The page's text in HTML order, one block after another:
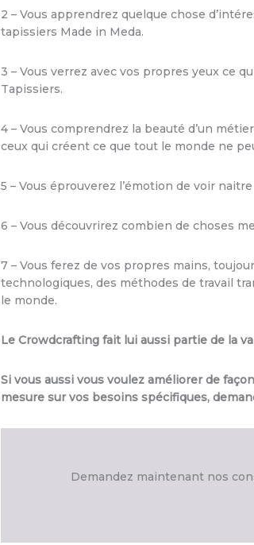
2 – Vous apprendrez quelque chose
tapissiers Made in Meda.
3 – Vous verrez avec vos propres yeux ce
Tapissiers.
4 – Vous comprendrez la beauté d’un
ceux qui créent ce que tout le monde ne
5 – Vous éprouverez l’émotion de voir
6 – Vous découvrirez combien de choses
7 – Vous ferez de vos propres mains,
technologiques, des méthodes de travail
le monde.
Le Crowdcrafting fait lui aussi partie de la
Si vous aussi vous voulez améliorer de
mesure sur vos besoins spécifiques,
Demandez maintenant nos